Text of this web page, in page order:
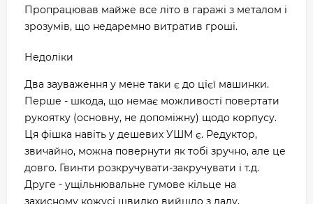
Пропрацював майже все літо в гаражі з металом і
зрозумів, що недаремно витратив гроші.
Недоліки
Два зауваження у мене таки є до цієї машинки.
Перше - шкода, що немає можливості повертати
рукоятку (основну, не допоміжну) щодо корпусу.
Ця фішка навіть у дешевих УШМ є. Редуктор,
звичайно, можна повернути як тобі зручно, але це
довго. Гвинти розкручувати-закручувати і т.д.
Друге - ущільнювальне гумове кільце на
захисному кожусі швидко вийшло з ладу,